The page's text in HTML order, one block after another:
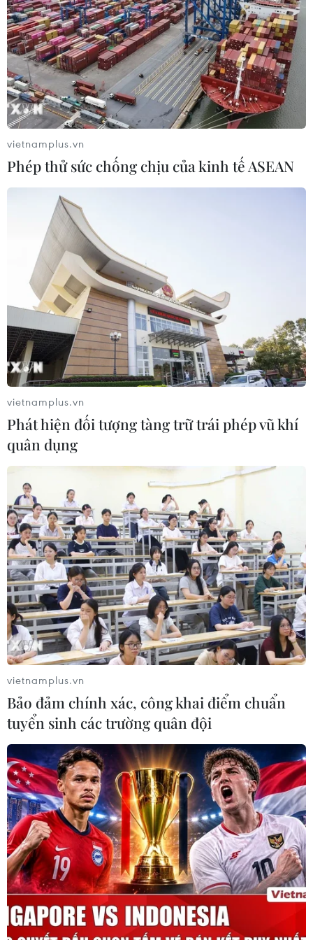
FED nhiều khả năng tiếp tục duy trì chính
sách lãi suất
07/06/2020 08:53
Những thông tin tích cực về tình hình việc làm tại Mỹ
nhiều khả năng sẽ không làm thay đổi kết quả cuộc họp
sắp tới của FOMC và FED sẽ tiếp tục duy trì tỷ lệ lãi suất
gần mức 0.
Dấu hiệu phục hồi của nền
kinh tế Mỹ
08/06/2020 22:00
Nền kinh tế Mỹ có thêm 2,5 triệu việc làm trong tháng
hiệu cho thấy nền kinh tế Mỹ đang phục hồi.
vietnamplus.vn
Phép thử sức chống chịu của kinh tế ASEAN
vietnamplus.vn
Phát hiện đối tượng tàng trữ trái phép vũ khí
quân dụng
vietnamplus.vn
Bảo đảm chính xác, công khai điểm chuẩn
tuyển sinh các trường quân đội